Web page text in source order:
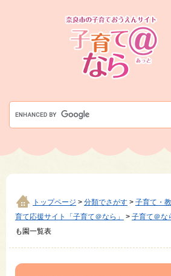
o
l
カ
検
索
トップページ > 分類でさがす > 子育て・
育て応援サイト「子育て＠なら」
> 子育て＠な
も園一覧表